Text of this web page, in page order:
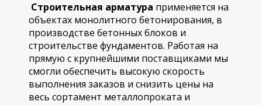
Строительная арматура применяется на
объектах монолитного бетонирования, в
производстве бетонных блоков и
строительстве фундаментов. Работая на
прямую с крупнейшими поставщиками мы
смогли обеспечить высокую скорость
выполнения заказов и снизить цены на
весь сортамент металлопроката и